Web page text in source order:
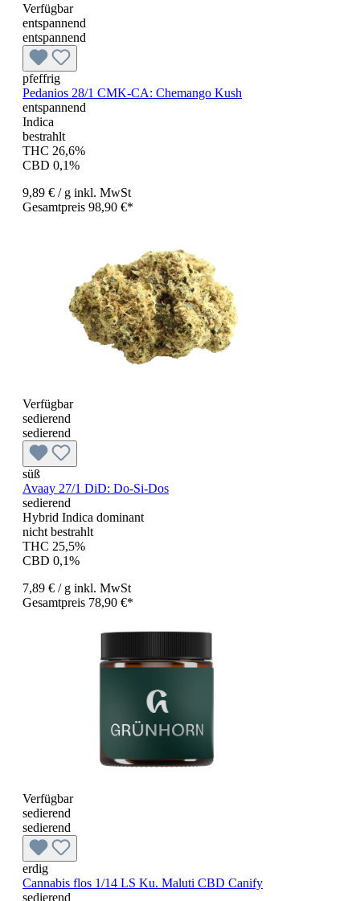
Verfügbar
entspannend
entspannend
pfeffrig
Pedanios 28/1 CMK-CA: Chemango Kush
entspannend
Indica
bestrahlt
THC 26,6%
CBD 0,1%
9,89 € / g inkl. MwSt
Gesamtpreis 98,90 €*
Verfügbar
sedierend
sedierend
süß
Avaay 27/1 DiD: Do-Si-Dos
sedierend
Hybrid Indica dominant
nicht bestrahlt
THC 25,5%
CBD 0,1%
7,89 € / g inkl. MwSt
Gesamtpreis 78,90 €*
Verfügbar
sedierend
sedierend
erdig
Cannabis flos 1/14 LS Ku. Maluti CBD Canify
sedierend